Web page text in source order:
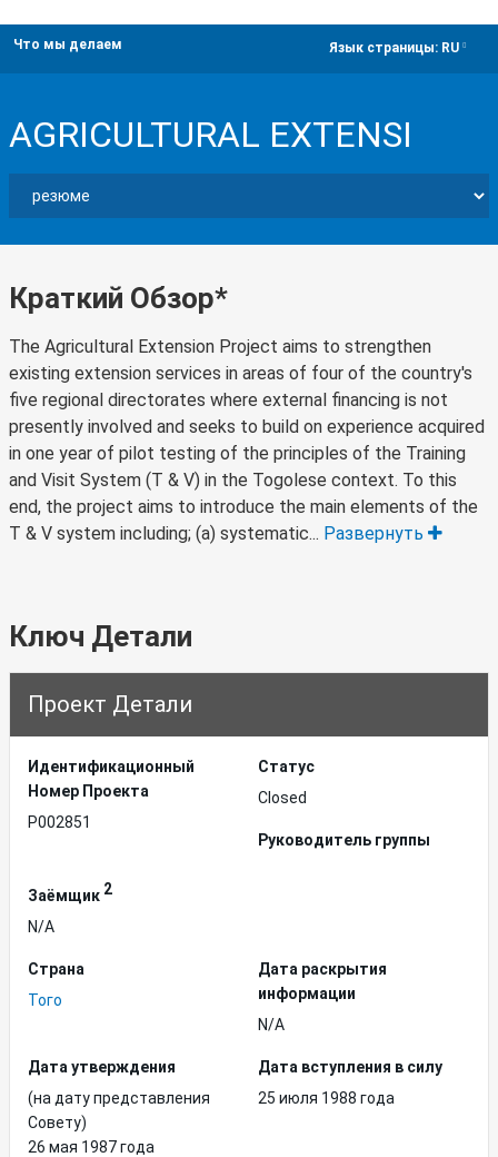
Что мы делаем Язык страницы: RU
AGRICULTURAL EXTENSI
Краткий Обзор*
The Agricultural Extension Project aims to strengthen
existing extension services in areas of four of the country's
five regional directorates where external financing is not
presently involved and seeks to build on experience acquired
in one year of pilot testing of the principles of the Training
and Visit System (T & V) in the Togolese context. To this
end, the project aims to introduce the main elements of the
T & V system including; (a) systematic... Развернуть
Ключ Детали
Проект Детали
Идентификационный
Hомер Проекта
P002851
Статус
Closed
Руководитель группы
Заёмщик 2
N/A
Страна
Того
Дата раскрытия
информации
N/A
Дата утверждения
(на дату представления
Совету)
26 мая 1987 года
Дата вступления в силу
25 июля 1988 года